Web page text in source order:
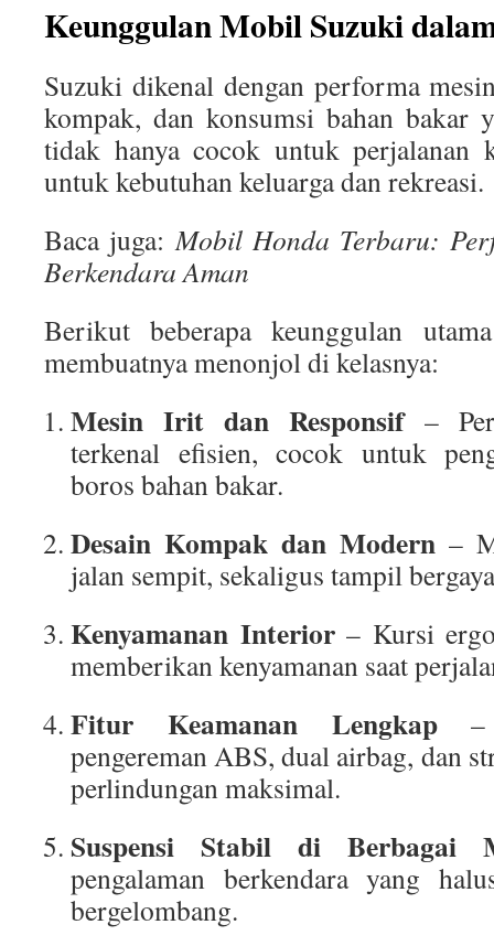
Keunggulan Mobil Suzuki
Suzuki dikenal dengan performa
kompak, dan konsumsi bahan
tidak hanya cocok untuk perjalanan
untuk kebutuhan keluarga dan rekreasi.
Baca juga:Mobil Honda Terbaru:
Berkendara Aman
Berikut beberapa keunggulan
membuatnya menonjol di kelasnya:
Mesin Irit dan Responsif–
terkenal efisien, cocok untuk
boros bahan bakar.
Desain Kompak dan Modern –
jalan sempit, sekaligus tampil
Kenyamanan Interior– Kursi
memberikan kenyamanan saat
Fitur Keamanan Lengkap–
pengereman ABS, dual airbag, dan
perlindungan maksimal.
Suspensi Stabil di Berbagai
pengalaman berkendara yang
bergelombang.